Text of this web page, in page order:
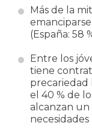
Más de la
(España: 58
Entre los
tiene
precariedad
el 40 % de
alcanzan un
necesidades